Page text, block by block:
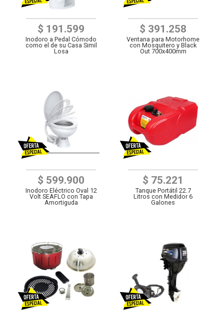
$ 191.599
Inodoro a Pedal Cómodo
como el de su Casa Simil
Losa
$ 391.258
Ventana para Motorhome
con Mosquitero y Black
Out 700x400mm
$ 599.900
Inodoro Eléctrico Oval 12
Volt SEAFLO con Tapa
Amortiguda
$ 75.221
Tanque Portátil 22.7
Litros con Medidor 6
Galones